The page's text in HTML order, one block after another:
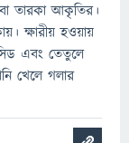
তারকা আকৃতির।
ক্ষারীয় হওয়ায়
এবং তেতুলে
খেলে গলার